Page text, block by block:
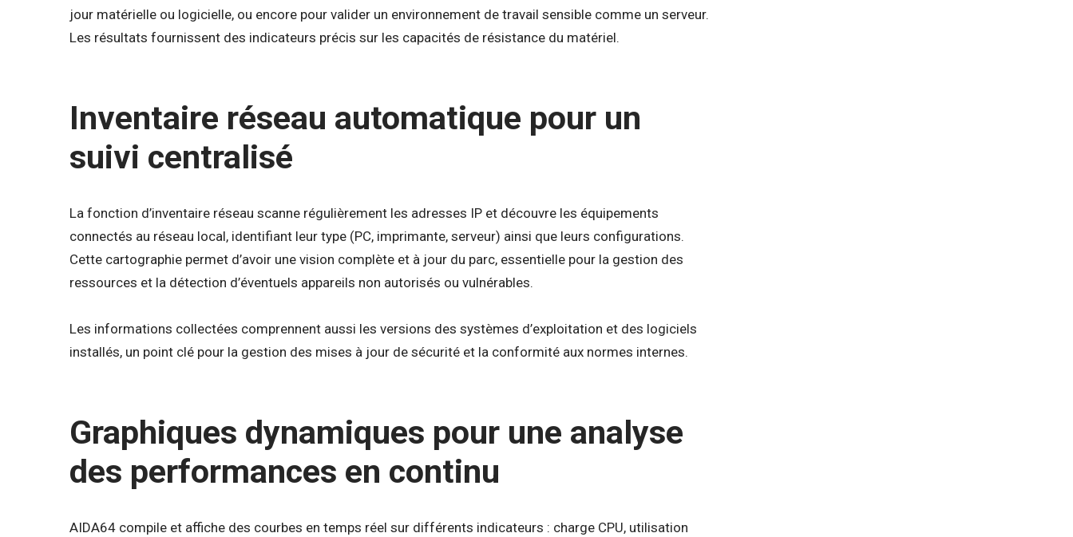
jour matérielle ou logicielle, ou encore pour valider un environnement de travail sensible comme un serveur.
Les résultats fournissent des indicateurs précis sur les capacités de résistance du matériel.
Inventaire réseau automatique pour un
suivi centralisé
La fonction d’inventaire réseau scanne régulièrement les adresses IP et découvre les équipements
connectés au réseau local, identifiant leur type (PC, imprimante, serveur) ainsi que leurs configurations.
Cette cartographie permet d’avoir une vision complète et à jour du parc, essentielle pour la gestion des
ressources et la détection d’éventuels appareils non autorisés ou vulnérables.
Les informations collectées comprennent aussi les versions des systèmes d’exploitation et des logiciels
installés, un point clé pour la gestion des mises à jour de sécurité et la conformité aux normes internes.
Graphiques dynamiques pour une analyse
des performances en continu
AIDA64 compile et affiche des courbes en temps réel sur différents indicateurs : charge CPU, utilisation